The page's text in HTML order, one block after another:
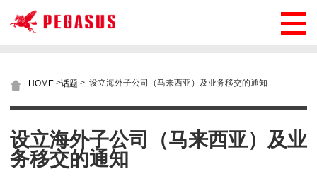
HOME >话题 > 设立海外子公司（马来西亚）及业务移交的通知
设立海外子公司（马来西亚）及业
务移交的通知